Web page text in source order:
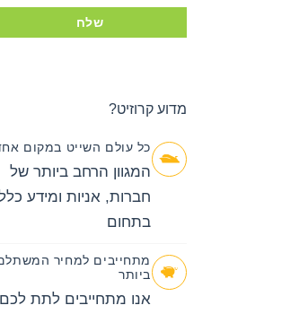
שלח
מדוע קרוזיט?
כל עולם השייט במקום
המגוון הרחב ביותר של
חברות, אניות ומידע
בתחום
מתחייבים למחיר
ביותר
אנו מתחייבים לתת לכם